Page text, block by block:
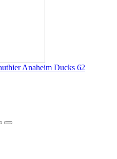
Anaheim Ducks 62